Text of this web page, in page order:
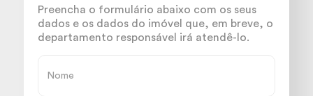
Preencha o formulário abaixo com os seus
dados e os dados do imóvel que, em breve, o
departamento responsável irá atendê-lo.